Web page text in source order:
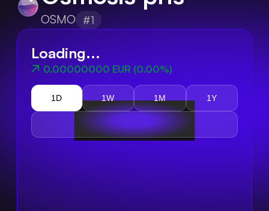
OSMO #1
Loading...
0.00000000 EUR (0.00%)
1D 1W 1M 1Y